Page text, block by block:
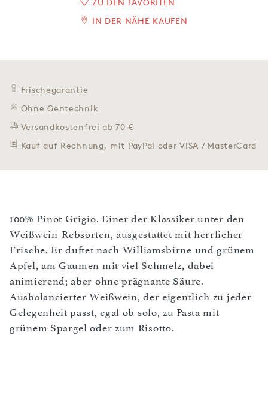
ZU DEN FAVORITEN
IN DER NÄHE KAUFEN
Frischegarantie
Ohne Gentechnik
Versandkostenfrei ab 70 €
Kauf auf Rechnung, mit PayPal oder VISA / MasterCard
100% Pinot Grigio. Einer der Klassiker unter den
Weißwein-Rebsorten, ausgestattet mit herrlicher
Frische. Er duftet nach Williamsbirne und grünem
Apfel, am Gaumen mit viel Schmelz, dabei
animierend; aber ohne prägnante Säure.
Ausbalancierter Weißwein, der eigentlich zu jeder
Gelegenheit passt, egal ob solo, zu Pasta mit
grünem Spargel oder zum Risotto.